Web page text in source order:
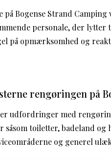
på Bogense Strand
personale, der lytter
på opmærksomhed og
rengøringen på
udfordringer med
toiletter, badeland og
og generel